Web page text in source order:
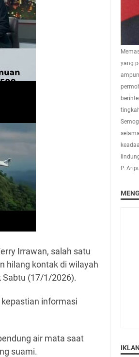
Irrawan, salah satu
hilang kontak di wilayah
Sabtu (17/1/2026).
informasi
air mata saat
suami.
yang
P.